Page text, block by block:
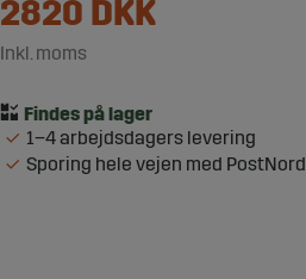
2820 DKK
Inkl. moms
1–4 arbejdsdagers levering
Sporing hele vejen med PostNord